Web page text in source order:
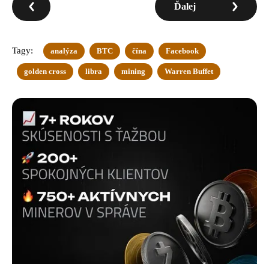
Ďalej
Tagy: analýza BTC čína Facebook
golden cross libra mining Warren Buffet